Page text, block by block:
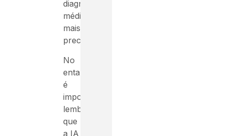
diagnósticos
médicos
mais
precisos.
No
entanto,
é
importante
lembrar
que
a IA